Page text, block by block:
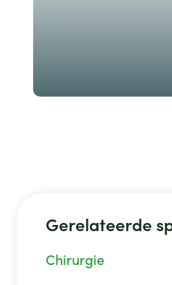
Gerelateerde
Chirurgie